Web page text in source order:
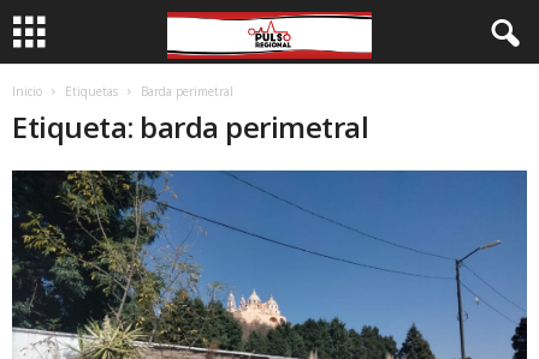
Inicio Etiquetas Barda perimetral
Etiqueta: barda perimetral